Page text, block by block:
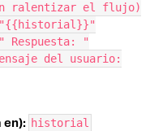
ralentizar el flujo)
"{{historial}}"
Respuesta: "
del usuario:
en): historial